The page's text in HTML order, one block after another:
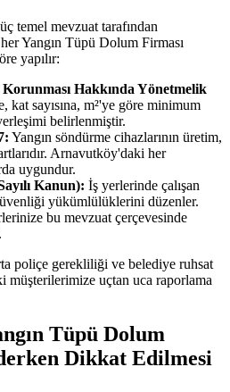
temel mevzuat tarafından
Yangın Tüpü Dolum Firması
yapılır:
Hakkında Yönetmelik
kat sayısına, m²'ye göre minimum
belirlenmiştir.
Yangın söndürme cihazlarının üretim,
Arnavutköy'daki her
uygundur.
Kanun): İş yerlerinde çalışan
yükümlülüklerini düzenler.
bu mevzuat çerçevesinde
poliçe gerekliliği ve belediye ruhsat
uçtan uca raporlama
Tüpü Dolum
Dikkat Edilmesi